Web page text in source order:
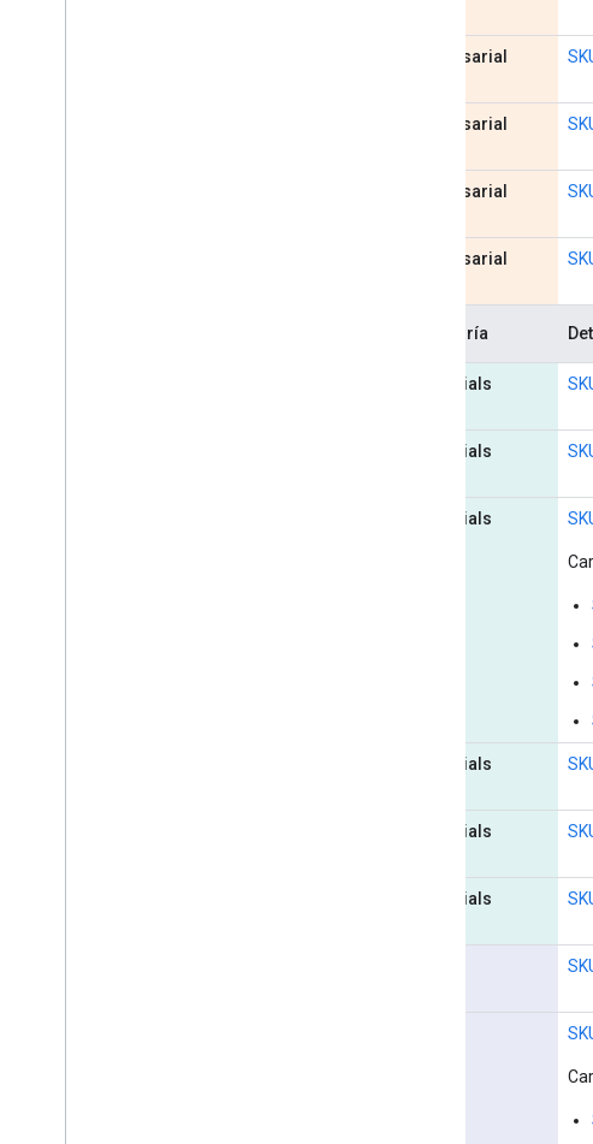
Empresarial
Empresarial
Empresarial
Empresarial
Categoría
Essentials
Essentials
Essentials
Essentials
Essentials
Essentials